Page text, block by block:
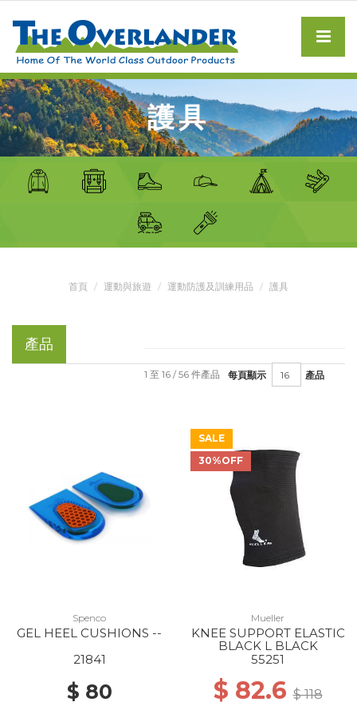
護具
首頁 運動與旅遊 運動防護及訓練用品 護具
產品
每頁顯示 產品
1 至 16 / 56 件產品
Spenco
GEL HEEL CUSHIONS --
21841
$ 80
SALE
30%OFF
Mueller
KNEE SUPPORT ELASTIC
BLACK L BLACK
55251
$ 82.6$ 118